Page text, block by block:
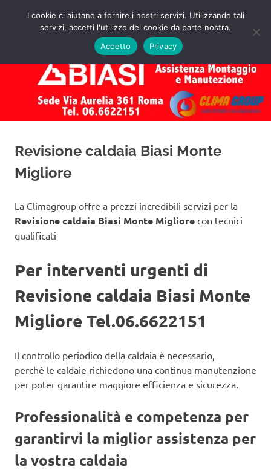
Assistenza
Caldaie
Biasi
Roma
Preventivo!
MENU
Revisione caldaia Biasi Monte
Migliore
La Climagroup offre a prezzi incredibili servizi per la
Revisione caldaia Biasi Monte Migliore con tecnici
qualificati
Per interventi urgenti di
Revisione caldaia Biasi Monte
Migliore Tel.06.6622151
Il controllo periodico della caldaia è necessario,
perché le caldaie richiedono una continua manutenzione
per poter garantire maggiore efficienza e sicurezza.
Professionalità e competenza per
garantirvi la miglior assistenza per
la vostra caldaia
I cookie ci aiutano a fornire i nostri servizi. Utilizzando tali
servizi, accetti l'utilizzo dei cookie da parte nostra.
Accetto
Privacy